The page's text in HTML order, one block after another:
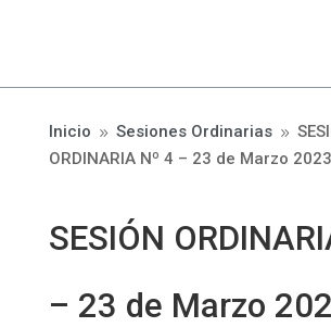
Inicio 9 Sesiones Ordinarias 9
ORDINARIA Nº 4 – 23 de Marzo 2023
SESIÓN
– 23 de Marzo